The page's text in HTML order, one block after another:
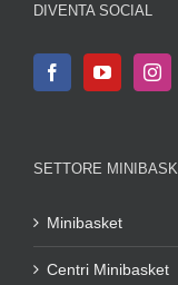
DIVENTA SOCIAL
SETTORE
Minibasket
Centri Minibasket